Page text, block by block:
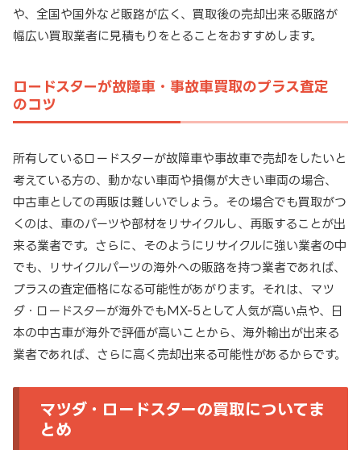
や、全国や国外など販路が広く、買取後の売却出来る販路が
幅広い買取業者に見積もりをとることをおすすめします。
ロードスターが故障車・事故車買取のプラス査定
のコツ
所有しているロードスターが故障車や事故車で売却をしたいと
考えている方の、動かない車両や損傷が大きい車両の場合、
中古車としての再販は難しいでしょう。その場合でも買取がつ
くのは、車のパーツや部材をリサイクルし、再販することが出
来る業者です。さらに、そのようにリサイクルに強い業者の中
でも、リサイクルパーツの海外への販路を持つ業者であれば、
プラスの査定価格になる可能性があがります。それは、マツ
ダ・ロードスターが海外でもMX-5として人気が高い点や、日
本の中古車が海外で評価が高いことから、海外輸出が出来る
業者であれば、さらに高く売却出来る可能性があるからです。
マツダ・ロードスターの買取についてま
とめ